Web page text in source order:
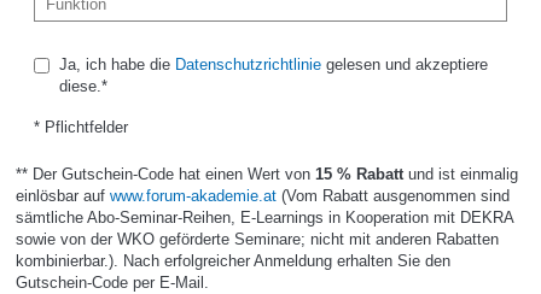
Ja, ich habe die Datenschutzrichtliniegelesen und akzeptiere
diese.*
* Pflichtfelder
** Der Gutschein-Code hat einen Wert von 15 % Rabatt und ist einmalig
einlösbar auf www.forum-akademie.at(Vom Rabatt ausgenommen sind
sämtliche Abo-Seminar-Reihen, E-Learnings in Kooperation mit DEKRA
sowie von der WKO geförderte Seminare; nicht mit anderen Rabatten
kombinierbar.). Nach erfolgreicher Anmeldung erhalten Sie den
Gutschein-Code per E-Mail.